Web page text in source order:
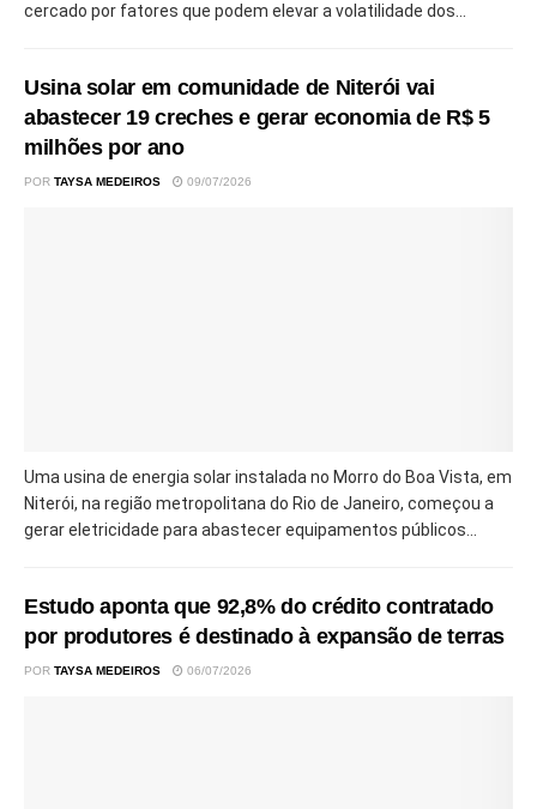
cercado por fatores que podem elevar a volatilidade dos...
Usina solar em comunidade de Niterói vai
abastecer 19 creches e gerar economia de R$ 5
milhões por ano
POR TAYSA MEDEIROS 09/07/2026
Uma usina de energia solar instalada no Morro do Boa Vista, em
Niterói, na região metropolitana do Rio de Janeiro, começou a
gerar eletricidade para abastecer equipamentos públicos...
Estudo aponta que 92,8% do crédito contratado
por produtores é destinado à expansão de terras
POR TAYSA MEDEIROS 06/07/2026